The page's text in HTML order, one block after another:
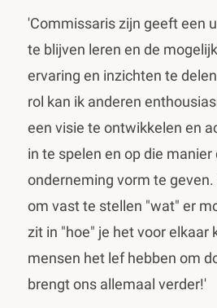
'Commissaris zijn geeft een
te blijven leren en de
ervaring en inzichten te
rol kan ik anderen
een visie te ontwikkelen en
in te spelen en op die
onderneming vorm te
om vast te stellen "wat" er
zit in "hoe" je het voor elkaar
mensen het lef hebben om
brengt ons allemaal verder!'